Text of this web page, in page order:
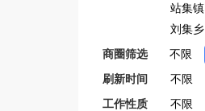
站集镇
刘集乡
商圈筛选 不限
刷新时间 不限
工作性质 不限